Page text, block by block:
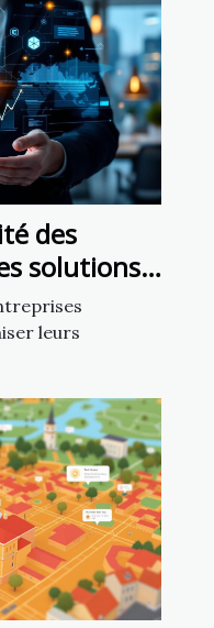
des
solutions
leurs